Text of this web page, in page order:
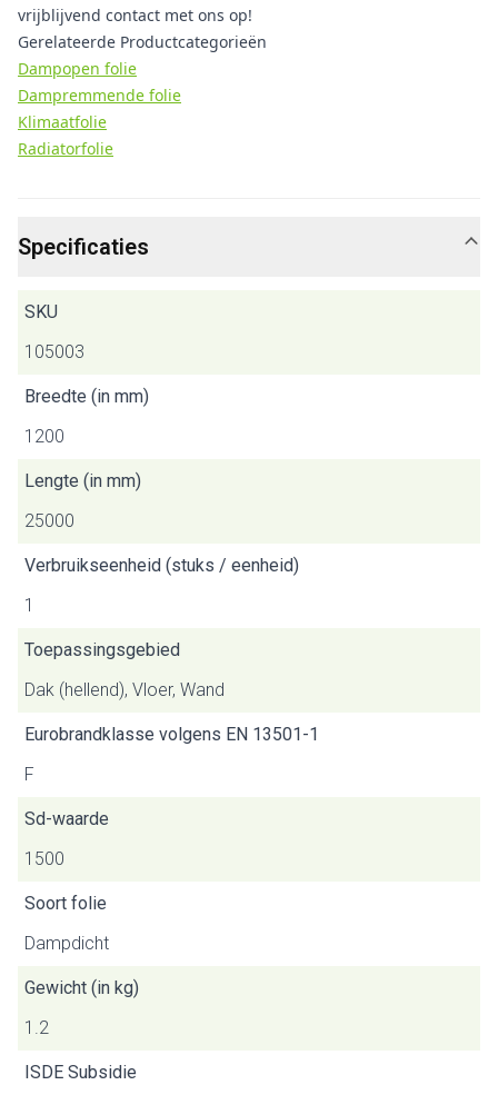
vrijblijvend contact met ons op!
Gerelateerde Productcategorieën
Dampopen folie
Dampremmende folie
Klimaatfolie
Radiatorfolie
Specificaties
SKU
105003
Breedte (in mm)
1200
Lengte (in mm)
25000
Verbruikseenheid (stuks / eenheid)
1
Toepassingsgebied
Dak (hellend), Vloer, Wand
Eurobrandklasse volgens EN 13501-1
F
Sd-waarde
1500
Soort folie
Dampdicht
Gewicht (in kg)
1.2
ISDE Subsidie